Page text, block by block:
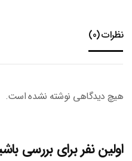
نظرات (0)
هیچ دیدگاهی نوشته نشده است.
اولین نفر برای بررسی